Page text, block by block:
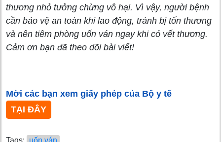
thương nhỏ tưởng chừng vô hại. Vì vậy, người bệnh
cần bảo vệ an toàn khi lao động, tránh bị tổn thương
và nên tiêm phòng uốn ván ngay khi có vết thương.
Cảm ơn bạn đã theo dõi bài viết!
Mời các bạn xem giấy phép của Bộ y tế
TẠI ĐÂY